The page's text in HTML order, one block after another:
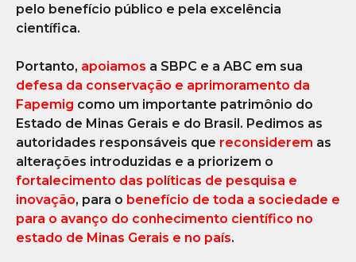
pelo benefício público e pela excelência
científica.
Portanto, apoiamos a SBPC e a ABC em sua
defesa da conservação e aprimoramento da
Fapemig como um importante patrimônio do
Estado de Minas Gerais e do Brasil. Pedimos as
autoridades responsáveis que reconsiderem as
alterações introduzidas e a priorizem o
fortalecimento das políticas de pesquisa e
inovação, para o benefício de toda a sociedade e
para o avanço do conhecimento científico no
estado de Minas Gerais e no país.